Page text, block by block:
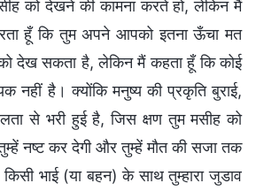
को देखने की कामना करते हो, लेकिन मैं
हूँ कि तुम अपने आपको इतना ऊँचा मत
देख सकता है, लेकिन मैं कहता हूँ कि कोई
नहीं है। क्योंकि मनुष्य की प्रकृति बुराई,
से भरी हुई है, जिस क्षण तुम मसीह को
नष्ट कर देगी और तुम्हें मौत की सजा तक
भाई (या बहन) के साथ तुम्हारा जुडाव